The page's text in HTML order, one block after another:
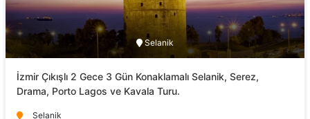
Selanik
İzmir Çıkışlı 2 Gece 3 Gün Konaklamalı Selanik, Serez,
Drama, Porto Lagos ve Kavala Turu.
Selanik